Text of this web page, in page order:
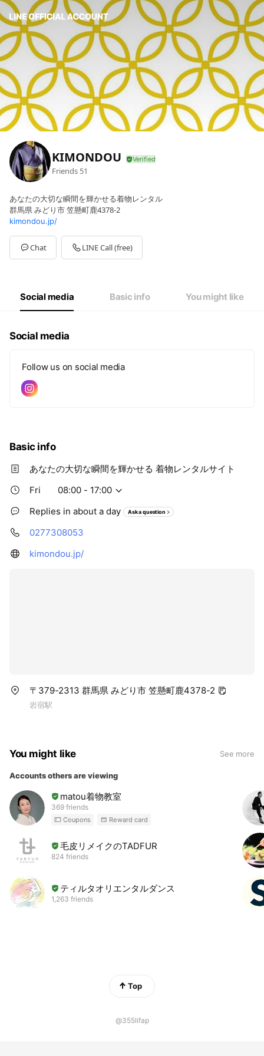
KIMONDOU
Friends 51
あなたの大切な瞬間を輝かせる着物レンタル
群馬県 みどり市 笠懸町鹿4378-2
kimondou.jp/
Chat LINE Call (free)
Social media Basic info You might like
Social media
Follow us on social media
Basic info
あなたの大切な瞬間を輝かせる 着物レンタルサイト
Fri
08:00 - 17:00
Replies in about a day
Ask a question
0277308053
kimondou.jp/
〒379-2313 群馬県 みどり市 笠懸町鹿4378-2
岩宿駅
You might like See more
Accounts others are viewing
matou着物教室
369 friends
Coupons Reward card
毛皮リメイクのTADFUR
824 friends
ティルタオリエンタルダンス
1,263 friends
Top
@355lifap